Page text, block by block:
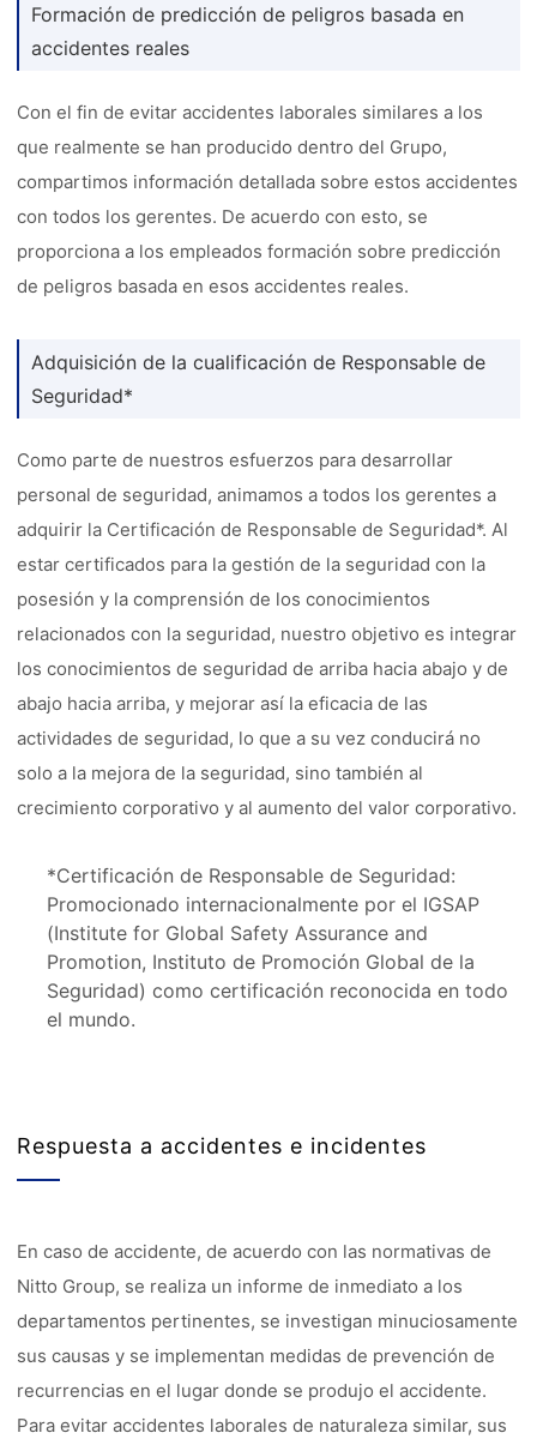
Formación de predicción de peligros basada en
accidentes reales
Con el fin de evitar accidentes laborales similares a los
que realmente se han producido dentro del Grupo,
compartimos información detallada sobre estos accidentes
con todos los gerentes. De acuerdo con esto, se
proporciona a los empleados formación sobre predicción
de peligros basada en esos accidentes reales.
Adquisición de la cualificación de Responsable de
Seguridad*
Como parte de nuestros esfuerzos para desarrollar
personal de seguridad, animamos a todos los gerentes a
adquirir la Certificación de Responsable de Seguridad*. Al
estar certificados para la gestión de la seguridad con la
posesión y la comprensión de los conocimientos
relacionados con la seguridad, nuestro objetivo es integrar
los conocimientos de seguridad de arriba hacia abajo y de
abajo hacia arriba, y mejorar así la eficacia de las
actividades de seguridad, lo que a su vez conducirá no
solo a la mejora de la seguridad, sino también al
crecimiento corporativo y al aumento del valor corporativo.
*Certificación de Responsable de Seguridad:
Promocionado internacionalmente por el IGSAP
(Institute for Global Safety Assurance and
Promotion, Instituto de Promoción Global de la
Seguridad) como certificación reconocida en todo
el mundo.
Respuesta a accidentes e incidentes
En caso de accidente, de acuerdo con las normativas de
Nitto Group, se realiza un informe de inmediato a los
departamentos pertinentes, se investigan minuciosamente
sus causas y se implementan medidas de prevención de
recurrencias en el lugar donde se produjo el accidente.
Para evitar accidentes laborales de naturaleza similar, sus